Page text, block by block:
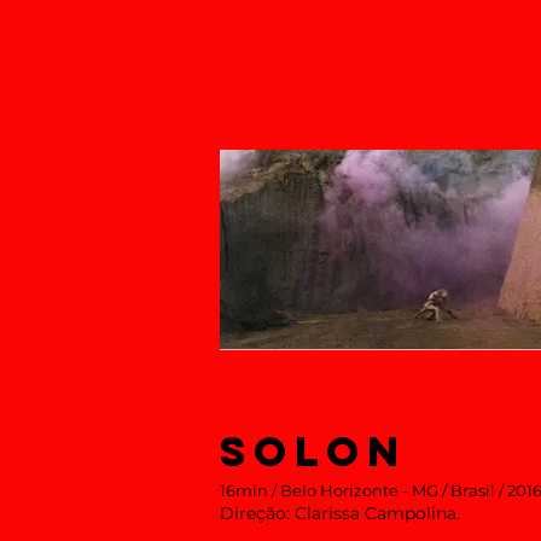
SOLON
16min / Belo Horizonte - MG / Brasil /
Direção: Clarissa Campolina.